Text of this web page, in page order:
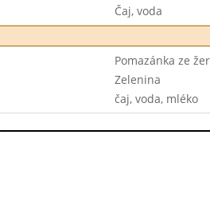
Čaj, voda
Pomazánka ze
Zelenina
čaj, voda, mléko